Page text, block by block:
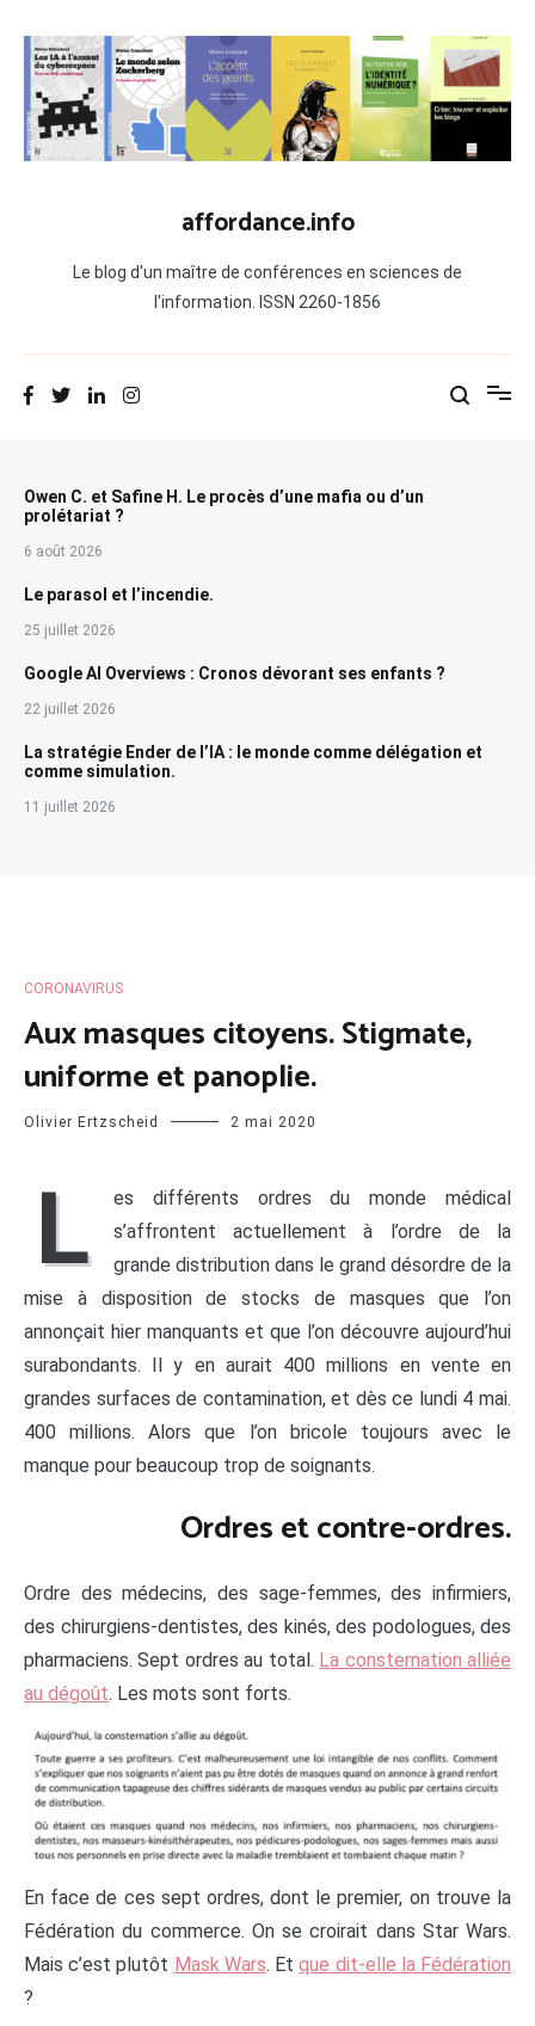
contenu
affordance.info
Le blog d'un maître de conférences en sciences de
l'information. ISSN 2260-1856
Owen C. et Safine H. Le procès d’une mafia ou d’un
prolétariat ?
6 août 2026
Le parasol et l’incendie.
25 juillet 2026
Google AI Overviews : Cronos dévorant ses enfants ?
22 juillet 2026
La stratégie Ender de l’IA : le monde comme délégation et
comme simulation.
11 juillet 2026
CORONAVIRUS
Aux masques citoyens. Stigmate,
uniforme et panoplie.
Olivier Ertzscheid 2 mai 2020
L
es différents ordres du monde médical
s’affrontent actuellement à l’ordre de la
grande distribution dans le grand désordre de la
mise à disposition de stocks de masques que l’on
annonçait hier manquants et que l’on découvre aujourd’hui
surabondants. Il y en aurait 400 millions en vente en
grandes surfaces de contamination, et dès ce lundi 4 mai.
400 millions. Alors que l’on bricole toujours avec le
manque pour beaucoup trop de soignants.
Ordres et contre-ordres.
Ordre des médecins, des sage-femmes, des infirmiers,
des chirurgiens-dentistes, des kinés, des podologues, des
pharmaciens. Sept ordres au total. La consternation alliée
au dégoût. Les mots sont forts.
En face de ces sept ordres, dont le premier, on trouve la
Fédération du commerce. On se croirait dans Star Wars.
Mais c’est plutôt Mask Wars. Etque dit-elle la Fédération
?